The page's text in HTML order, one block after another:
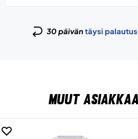
30 päiväntäysi
MUUT